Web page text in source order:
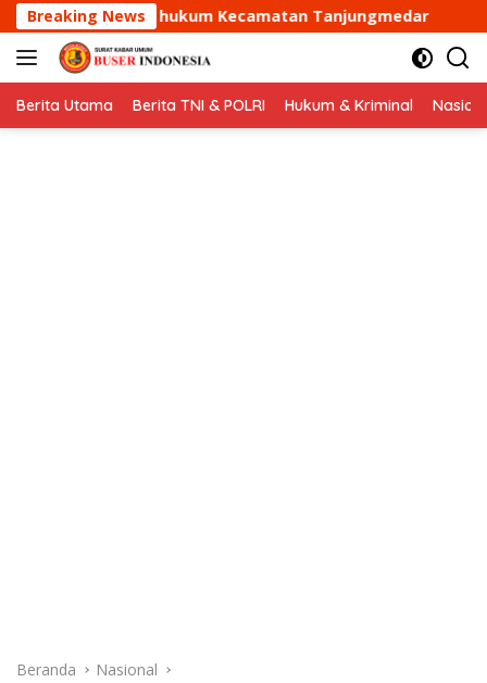
Langsung
ke
konten
Breaking NewsTanjungmedar Aipda Dani Santika
Berita Utama Berita TNI & POLRI Hukum & Kriminal
Beranda Nasional